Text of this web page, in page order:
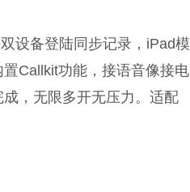
设备登陆同步记录，iPad模
Callkit功能，接语音像接电
，无限多开无压力。适配